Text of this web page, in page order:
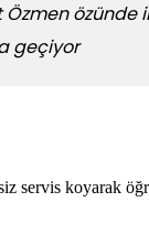
özünde
geçiyor
servis koyarak